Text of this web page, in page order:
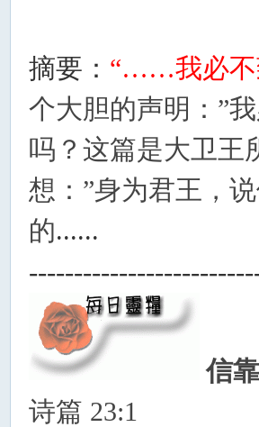
摘要： “……我必不
个大胆的声明：”
吗？ 这篇是大卫王
想：”身为君王，
的......
信
诗篇 23:1